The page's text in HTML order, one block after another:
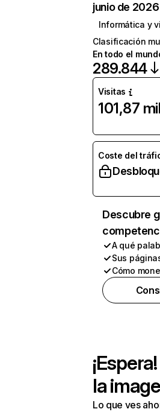
junio de
Informática y
Clasificación
En todo el
289.844
Visitas
101,87 mil
Coste del
Descubre
A qué
Sus
Cómo
la
Lo que ves